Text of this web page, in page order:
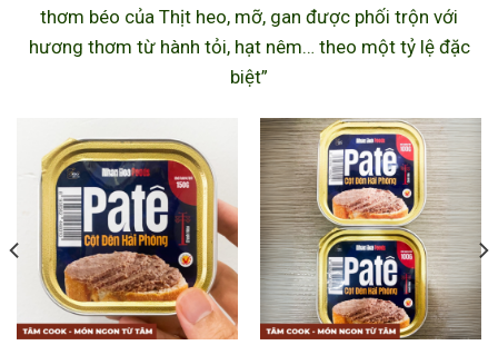
thơm béo của Thịt heo, mỡ, gan được phối trộn với
hương thơm từ hành tỏi, hạt nêm… theo một tỷ lệ đặc
biệt”